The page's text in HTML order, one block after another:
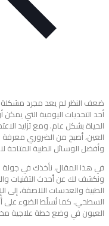
ضعف النظر لم يعد مجرد مشكلة
أحد التحديات اليومية التي
الحياة بشكل عام. ومع تزايد
العين، أصبح من الضروري
وأفضل الوسائل الطبية المتاحة
في هذا المقال، نأخذك في
ونكشف لك عن أحدث التقنيات
الطبية والعدسات اللاصقة، إلى
السطحي. كما نُسلّط الضوء على
العيون في وضع خطة علاجية